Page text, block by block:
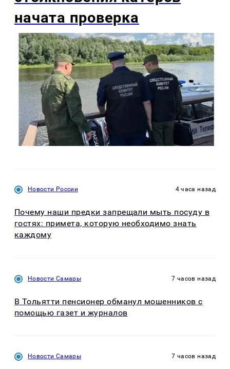
начата проверка
Новости России 4 часа назад
Почему наши предки запрещали мыть посуду в
гостях: примета, которую необходимо знать
каждому
Новости Самары 7 часов назад
В Тольятти пенсионер обманул мошенников с
помощью газет и журналов
Новости Самары 7 часов назад